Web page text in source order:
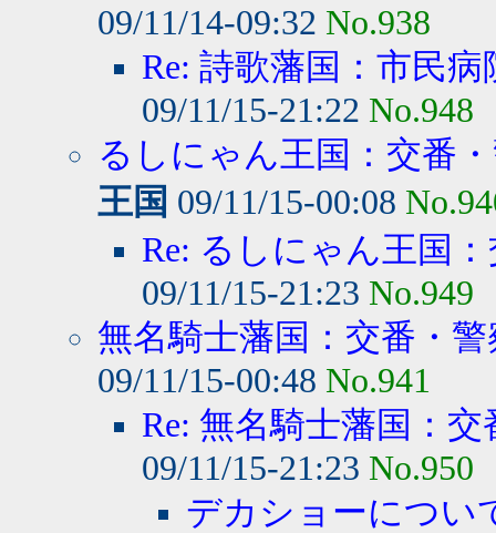
09/11/14-09:32 No.938
Re: 詩歌藩国：市民病
09/11/15-21:22 No.948
るしにゃん王国：交番
王国 09/11/15-00:08
Re: るしにゃん王国
09/11/15-21:23 No.949
無名騎士藩国：交番・
09/11/15-00:48 No.941
Re: 無名騎士藩国：交
09/11/15-21:23 No.950
デカショーについ